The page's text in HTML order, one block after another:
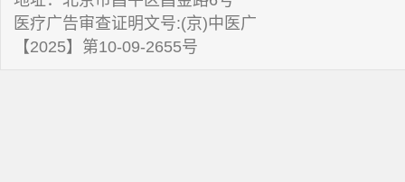
医疗广告审查证明文号:(京)中医广
【2025】第10-09-2655号